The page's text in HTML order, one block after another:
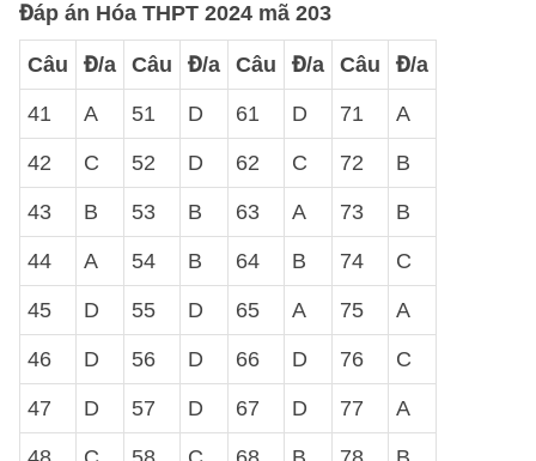
Đáp án Hóa THPT 2024 mã 203
Câu Đ/a Câu Đ/a Câu Đ/a Câu Đ/a
41 A 51 D 61 D 71 A
42 C 52 D 62 C 72 B
43 B 53 B 63 A 73 B
44 A 54 B 64 B 74 C
45 D 55 D 65 A 75 A
46 D 56 D 66 D 76 C
47 D 57 D 67 D 77 A